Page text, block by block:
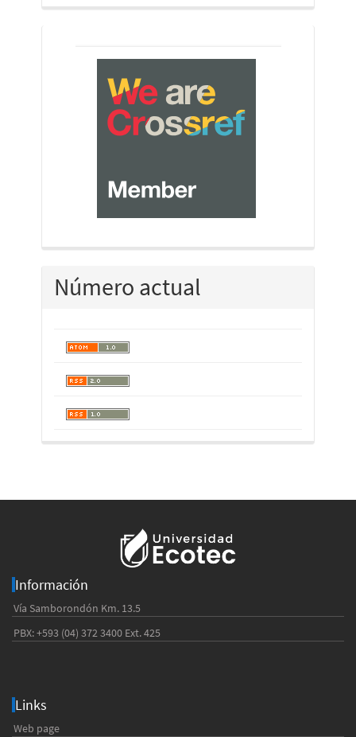
Número actual
Información
Vía Samborondón Km. 13.5
PBX: +593 (04) 372 3400 Ext. 425
Links
Web page